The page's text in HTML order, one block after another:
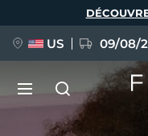
US 09/08/